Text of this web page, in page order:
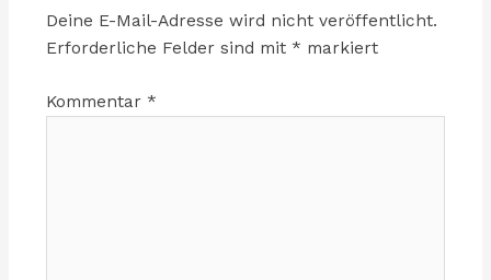
Deine E-Mail-Adresse wird nicht veröffentlicht.
Erforderliche Felder sind mit * markiert
Kommentar *